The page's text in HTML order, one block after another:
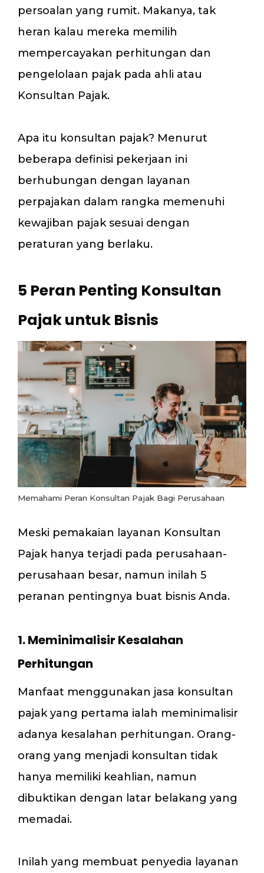
persoalan yang rumit. Makanya, tak
heran kalau mereka memilih
mempercayakan perhitungan dan
pengelolaan pajak pada ahli atau
Konsultan Pajak.
Apa itu konsultan pajak? Menurut
beberapa definisi pekerjaan ini
berhubungan dengan layanan
perpajakan dalam rangka memenuhi
kewajiban pajak sesuai dengan
peraturan yang berlaku.
5 Peran Penting Konsultan
Pajak untuk Bisnis
Memahami Peran Konsultan Pajak Bagi Perusahaan
Meski pemakaian layanan Konsultan
Pajak hanya terjadi pada perusahaan-
perusahaan besar, namun inilah 5
peranan pentingnya buat bisnis Anda.
1. Meminimalisir Kesalahan
Perhitungan
Manfaat menggunakan jasa konsultan
pajak yang pertama ialah meminimalisir
adanya kesalahan perhitungan. Orang-
orang yang menjadi konsultan tidak
hanya memiliki keahlian, namun
dibuktikan dengan latar belakang yang
memadai.
Inilah yang membuat penyedia layanan